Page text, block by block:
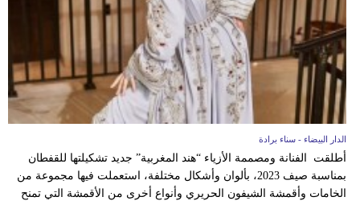
الدار البيضاء - سناء برادة
أطلقت الفنانة ومصممة الأزياء “هند المغربية” جديد تشكيلتها للقفطان
بمناسبة صيف 2023، بألوان وأشكال مختلفة، استعملت فيها مجموعة من
الخامات وأقمشة الشيفون الحريري وأنواع أخرى من الأقمشة التي تمنح